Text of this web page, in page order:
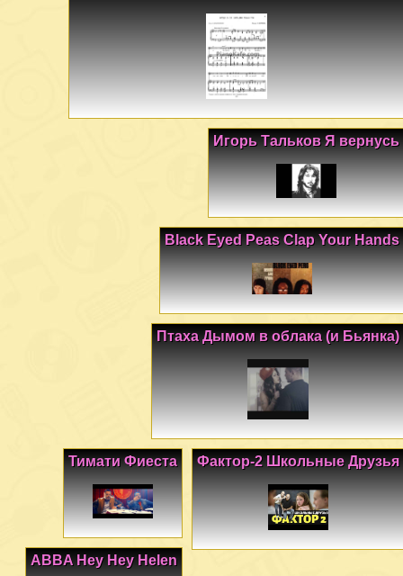
Игорь Тальков Я вернусь
Black Eyed Peas Clap Your Hands
Птаха Дымом в облака (и Бьянка)
Фактор-2 Школьные Друзья
Тимати Фиеста
ABBA Hey Hey Helen